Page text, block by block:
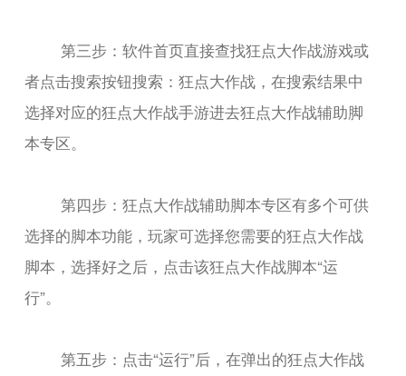
第三步：软件首页直接查找狂点大作战游戏或
者点击搜索按钮搜索：狂点大作战，在搜索结果中
选择对应的狂点大作战手游进去狂点大作战辅助脚
本专区。
第四步：狂点大作战辅助脚本专区有多个可供
选择的脚本功能，玩家可选择您需要的狂点大作战
脚本，选择好之后，点击该狂点大作战脚本“运
行”。
第五步：点击“运行”后，在弹出的狂点大作战